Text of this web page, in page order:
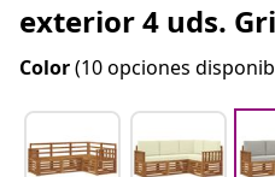
exterior 4 uds.
Color(10 opciones